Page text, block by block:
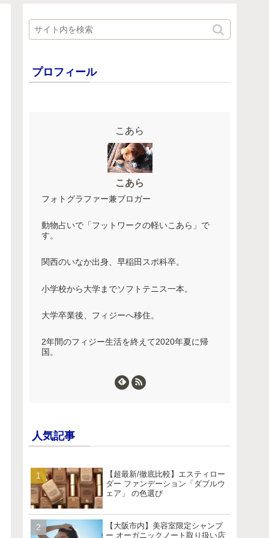
プロフィール
こあら
こあら
フォトグラファー兼ブロガー
動物占いで「フットワークの軽いこあら」で
す。
関西のいなか出身、早稲田スポ科卒。
小学校から大学までソフトテニス一本。
大学卒業後、フィジーへ移住。
2年間のフィジー生活を終えて2020年夏に帰
国。
人気記事
【超最新/徹底比較】エスティロー
ダー ファンデーション「ダブルウ
ェア」 の色選び
【大阪市内】美容室限定シャンプ
ー オーガニックノート取り扱い店